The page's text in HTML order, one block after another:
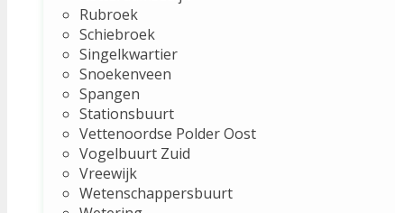
Rubroek
Schiebroek
Singelkwartier
Snoekenveen
Spangen
Stationsbuurt
Vettenoordse Polder Oost
Vogelbuurt Zuid
Vreewijk
Wetenschappersbuurt